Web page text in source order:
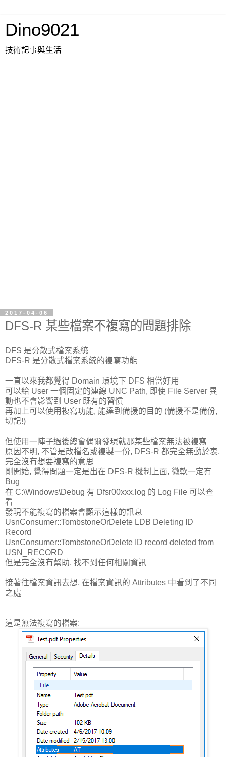
Dino9021
技術記事與生活
2017-04-06
DFS-R 某些檔案不複寫的問題排除
DFS 是分散式檔案系統
DFS-R 是分散式檔案系統的複寫功能
一直以來我都覺得 Domain 環境下 DFS 相當好用
可以給 User 一個固定的連線 UNC Path, 即使 File Server 異
動也不會影響到 User 既有的習慣
再加上可以使用複寫功能, 能達到備援的目的 (備援不是備份,
切記!)
但使用一陣子過後總會偶爾發現就那某些檔案無法被複寫
原因不明, 不管是改檔名或複製一份, DFS-R 都完全無動於衷,
完全沒有想要複寫的意思
剛開始, 覺得問題一定是出在 DFS-R 機制上面, 微軟一定有
Bug
在 C:\Windows\Debug 有 Dfsr00xxx.log 的 Log File 可以查
看
發現不能複寫的檔案會顯示這樣的訊息
UsnConsumer::TombstoneOrDelete LDB Deleting ID
Record
UsnConsumer::TombstoneOrDelete ID record deleted from
USN_RECORD
但是完全沒有幫助, 找不到任何相關資訊
接著往檔案資訊去想, 在檔案資訊的 Attributes 中看到了不同
之處
這是無法複寫的檔案: